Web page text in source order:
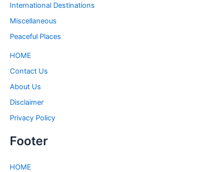
International Destinations
Miscellaneous
Peaceful Places
HOME
Contact Us
About Us
Disclaimer
Privacy Policy
Footer
HOME